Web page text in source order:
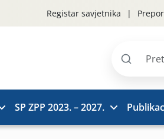
Registar savjetnika
Pretraži
SP ZPP 2023. – 2027.